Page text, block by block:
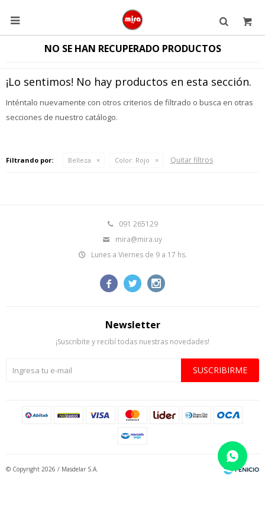

NO SE HAN RECUPERADO PRODUCTOS
¡Lo sentimos! No hay productos en esta sección.
Inténtalo nuevamente con otros criterios de filtrado o busca en otras
secciones de nuestro catálogo.
Filtrando por: Belleza Color: Rojo Quitar filtros
091 265129
mira@mira.uy
Lunes a Viernes de 9 a 17 hs.
  
Newsletter
¡Suscribite y recibí todas nuestras novedades!
SUSCRIBIRME
© Copyright 2026 / Masdelar S.A.